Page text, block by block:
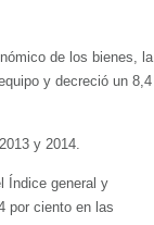
de los bienes, la
y decreció un 8,4
y 2014.
Índice general y
por ciento en las